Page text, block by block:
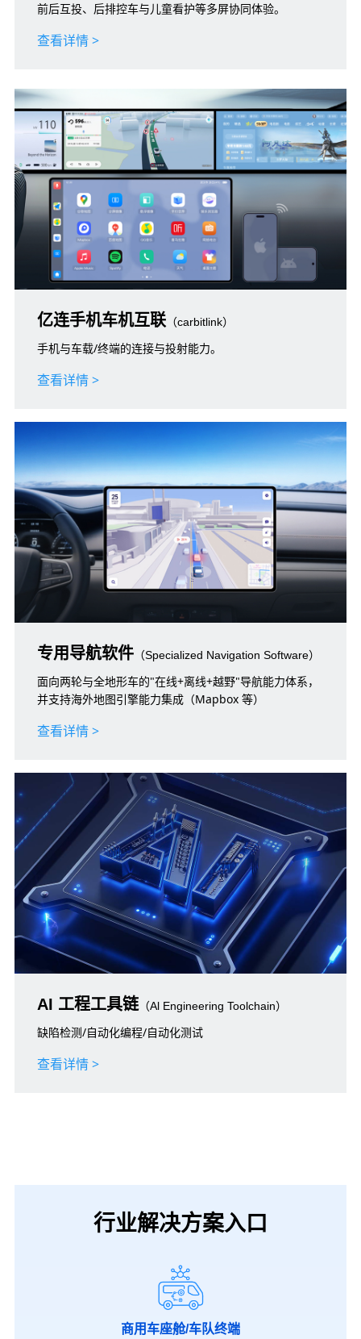
前后互投、后排控车与儿童看护等多屏协同体验。
查看详情 >
亿连手机车机互联（carbitlink）
手机与车载/终端的连接与投射能力。
查看详情 >
专用导航软件（Specialized Navigation Software）
面向两轮与全地形车的"在线+离线+越野"导航能力体系，
并支持海外地图引擎能力集成（Mapbox 等）
查看详情 >
AI 工程工具链（Al Engineering Toolchain）
缺陷检测/自动化编程/自动化测试
查看详情 >
行业解决方案入口
商用车座舱/车队终端